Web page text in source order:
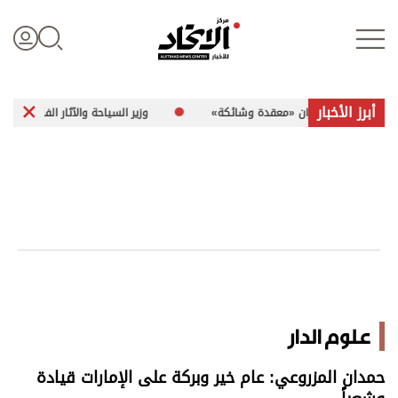
علوم الدار
اقتصاد
أبرز الأخبار
إيران «معقدة وشائكة» وزير السياحة والآثار الفلسطيني لـ«الاتحاد»: 260 موقعاً أثرياً في غزة تعرضت للضرر
علوم الدار
حمدان المزروعي: عام خير وبركة على الإمارات قيادة